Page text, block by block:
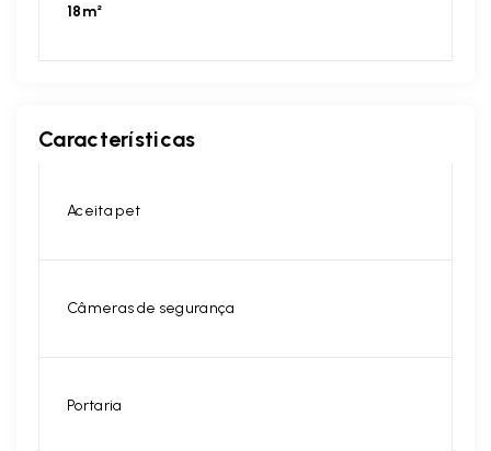
18m²
Características
Aceita pet
Câmeras de segurança
Portaria